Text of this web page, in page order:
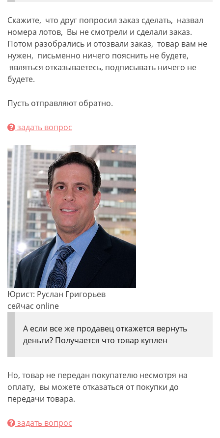
Скажите, что друг попросил заказ сделать, назвал
номера лотов, Вы не смотрели и сделали заказ.
Потом разобрались и отозвали заказ, товар вам не
нужен, письменно ничего пояснить не будете,
являться отказываетесь, подписывать ничего не
будете.
Пусть отправляют обратно.
задать вопрос
Юрист: Руслан Григорьев
сейчас online
А если все же продавец откажется вернуть
деньги? Получается что товар куплен
Но, товар не передан покупателю несмотря на
оплату, вы можете отказаться от покупки до
передачи товара.
задать вопрос